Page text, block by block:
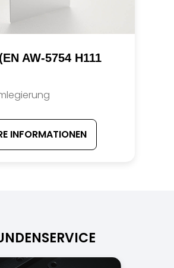
AW-5754 H111
INFORMATIONEN